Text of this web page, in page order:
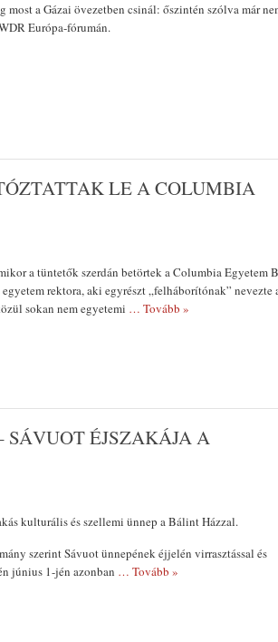
most a Gázai övezetben csinál: őszintén szólva már
Európa-fórumán.
LE A COLUMBIA
a tüntetők szerdán betörtek a Columbia Egyetem
rektora, aki egyrészt „felháborítónak” nevezte
sokan nem egyetemi … Tovább »
SÁVUOT ÉJSZAKÁJA A
kulturális és szellemi ünnep a Bálint Házzal.
szerint Sávuot ünnepének éjjelén virrasztással és
június 1-jén azonban … Tovább »